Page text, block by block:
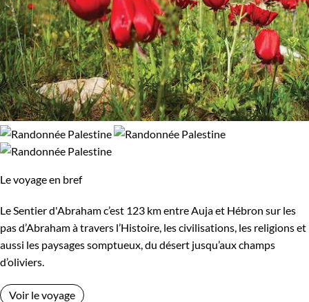
Le voyage en bref
Le Sentier d'Abraham c’est 123 km entre Auja et Hébron sur les
pas d’Abraham à travers l’Histoire, les civilisations, les religions et
aussi les paysages somptueux, du désert jusqu’aux champs
d’oliviers.
Voir le voyage